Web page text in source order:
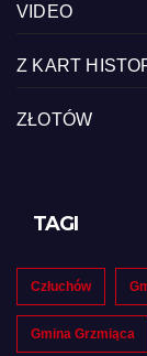
VIDEO
Z KART
ZŁOTÓW
TAGI
Człuchów
Gmina Grzmiąca